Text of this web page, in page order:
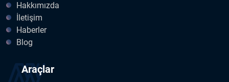
Hakkımızda
İletişim
Haberler
Blog
Araçlar